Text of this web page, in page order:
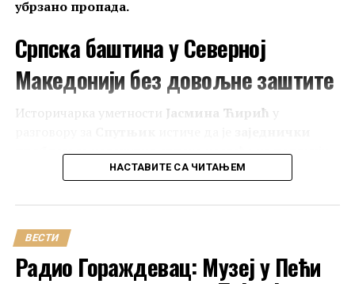
убрзано пропада.
Српска баштина у Северној
Македонији без довољне заштите
Историчарка уметности Јасмина Ћирић у
проблемза целокупно српско наслеђе на подручју
Северне Македоније, које поред цркава и манастира
Првог светског рата,недовољан број
конзерватора и недовољно развијена
институционална сарадња
Наша саговорница, која се годинама бави
НАСТАВИТЕ СА ЧИТАЊЕМ
ВЕСТИ
Радио Гораждевац: Музеј у Пећи